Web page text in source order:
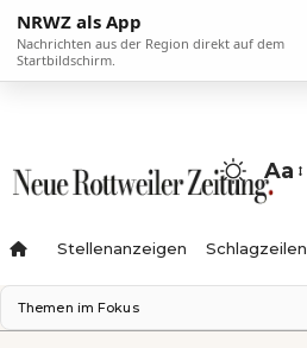
NRWZ als App
Nachrichten aus der Region direkt auf dem
Startbildschirm.
Aa
Stellenanzeigen Schlagzeilen
Themen im Fokus